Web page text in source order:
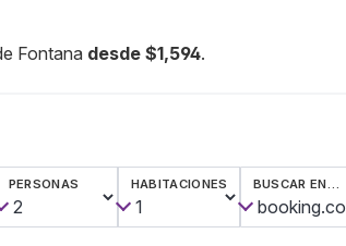
Fontana desde $1,594.
PERSONAS HABITACIONES BUSCAR EN…